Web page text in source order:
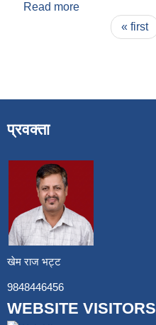
Read more
« first
प्रवक्ता
खेम राज भट्ट
9848446456
WEBSITE VISITORS